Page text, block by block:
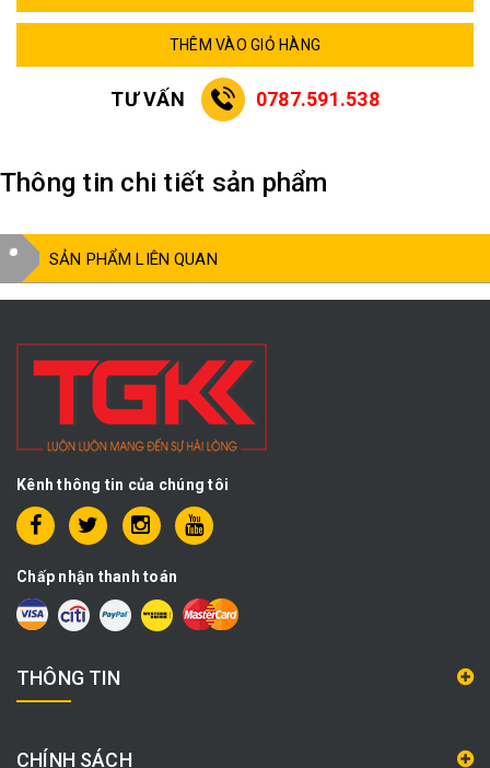
THÊM VÀO GIỎ HÀNG
TƯ VẤN 0787.591.538
Thông tin chi tiết sản phẩm
SẢN PHẨM LIÊN QUAN
Kênh thông tin của chúng tôi
Chấp nhận thanh toán
THÔNG TIN
CHÍNH SÁCH